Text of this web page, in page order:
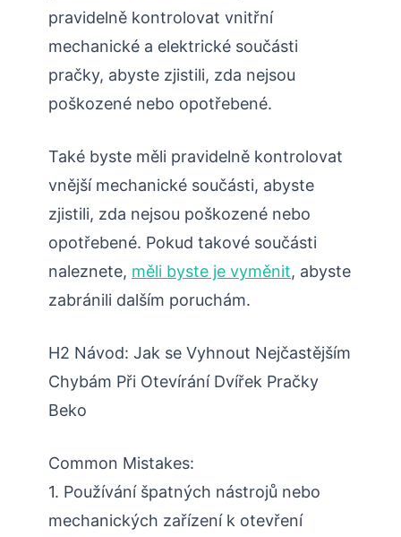
pravidelně kontrolovat vnitřní
mechanické a elektrické součásti
pračky, abyste zjistili, zda nejsou
poškozené nebo opotřebené.
Také byste měli pravidelně kontrolovat
vnější mechanické součásti, abyste
zjistili, zda nejsou poškozené nebo
opotřebené. Pokud takové součásti
naleznete, měli byste je vyměnit, abyste
zabránili dalším poruchám.
H2 Návod: Jak se Vyhnout Nejčastějším
Chybám Při Otevírání Dvířek Pračky
Beko
Common Mistakes:
1. Používání špatných nástrojů nebo
mechanických zařízení k otevření